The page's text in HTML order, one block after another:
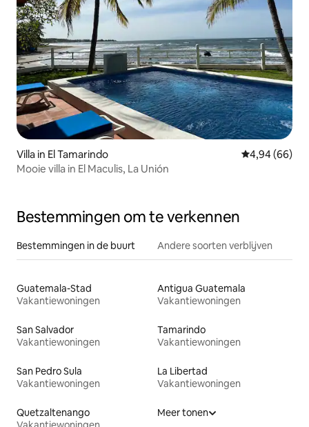
Villa in El Tamarindo Gemiddelde
4,94 (66)
Mooie villa in El Maculis, La Unión
Bestemmingen om te verkennen
Bestemmingen in de buurt Andere soorten verblijven
Guatemala-Stad
Vakantiewoningen
Antigua Guatemala
Vakantiewoningen
San Salvador
Vakantiewoningen
Tamarindo
Vakantiewoningen
San Pedro Sula
Vakantiewoningen
La Libertad
Vakantiewoningen
Quetzaltenango
Meer tonen